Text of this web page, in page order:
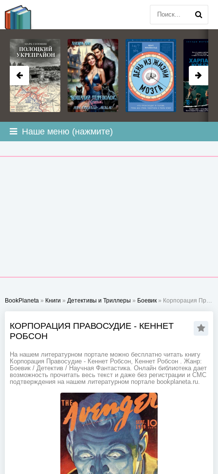
Наше меню (нажмите)
BookPlaneta » Книги » Детективы и Триллеры » Боевик » Корпорация Правосудие - Кеннет Робсон
КОРПОРАЦИЯ ПРАВОСУДИЕ - КЕННЕТ
РОБСОН
На нашем литературном портале можно бесплатно читать книгу
Корпорация Правосудие - Кеннет Робсон, Кеннет Робсон . Жанр:
Боевик / Детектив / Научная Фантастика. Онлайн библиотека дает
возможность прочитать весь текст и даже без регистрации и СМС
подтверждения на нашем литературном портале bookplaneta.ru.
BOOKPLANETA.COM